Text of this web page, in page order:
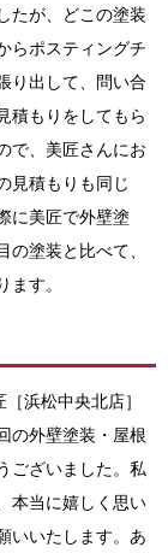
たが、どこの塗装
らポスティングチ
り出して、問い合
積もりをしてもら
で、美匠さんにお
見積もりも同じ
に美匠で外壁塗
塗装と比べて、
す。
［浜松中央北店］
の外壁塗装・屋根
ございました。私
本当に嬉しく思い
いいたします。あ